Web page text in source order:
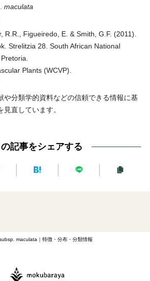
maculata
R.R., Figueiredo, E. & Smith, G.F. (2011).
Strelitzia 28. South African National
Plants (WCVP).
や分類学的資料などの信頼できる情報に基
直しています。
の記事をシェアする
maculata｜特徴・分布・分類情報